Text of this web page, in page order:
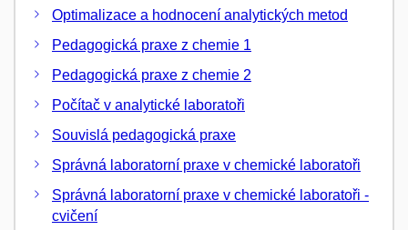
Optimalizace a hodnocení analytických metod
Pedagogická praxe z chemie 1
Pedagogická praxe z chemie 2
Počítač v analytické laboratoři
Souvislá pedagogická praxe
Správná laboratorní praxe v chemické laboratoři
Správná laboratorní praxe v chemické laboratoři -
cvičení